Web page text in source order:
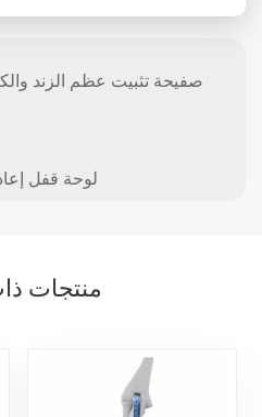
صفيحة تثبيت عظم الزند
لوحة قفل
منتجات